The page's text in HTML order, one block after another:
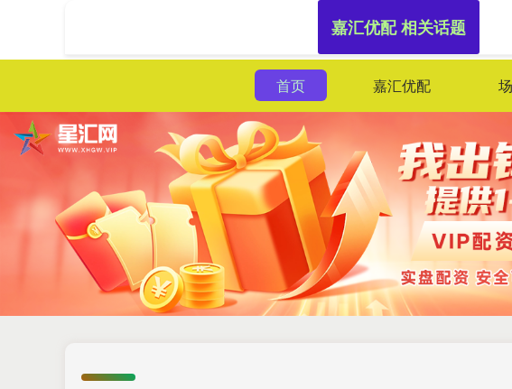
首页 嘉汇优配
嘉汇优配 相关话题